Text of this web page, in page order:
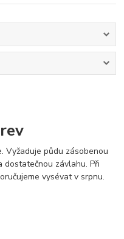
Vyžaduje půdu zásobenou
dostatečnou závlahu. Při
vysévat v srpnu.